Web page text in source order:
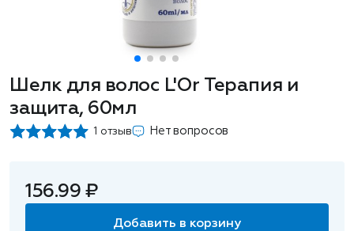
Шелк для волос L'Or Терапия и
защита, 60мл
1 отзыв Нет вопросов
156.99 ₽
Добавить в корзину